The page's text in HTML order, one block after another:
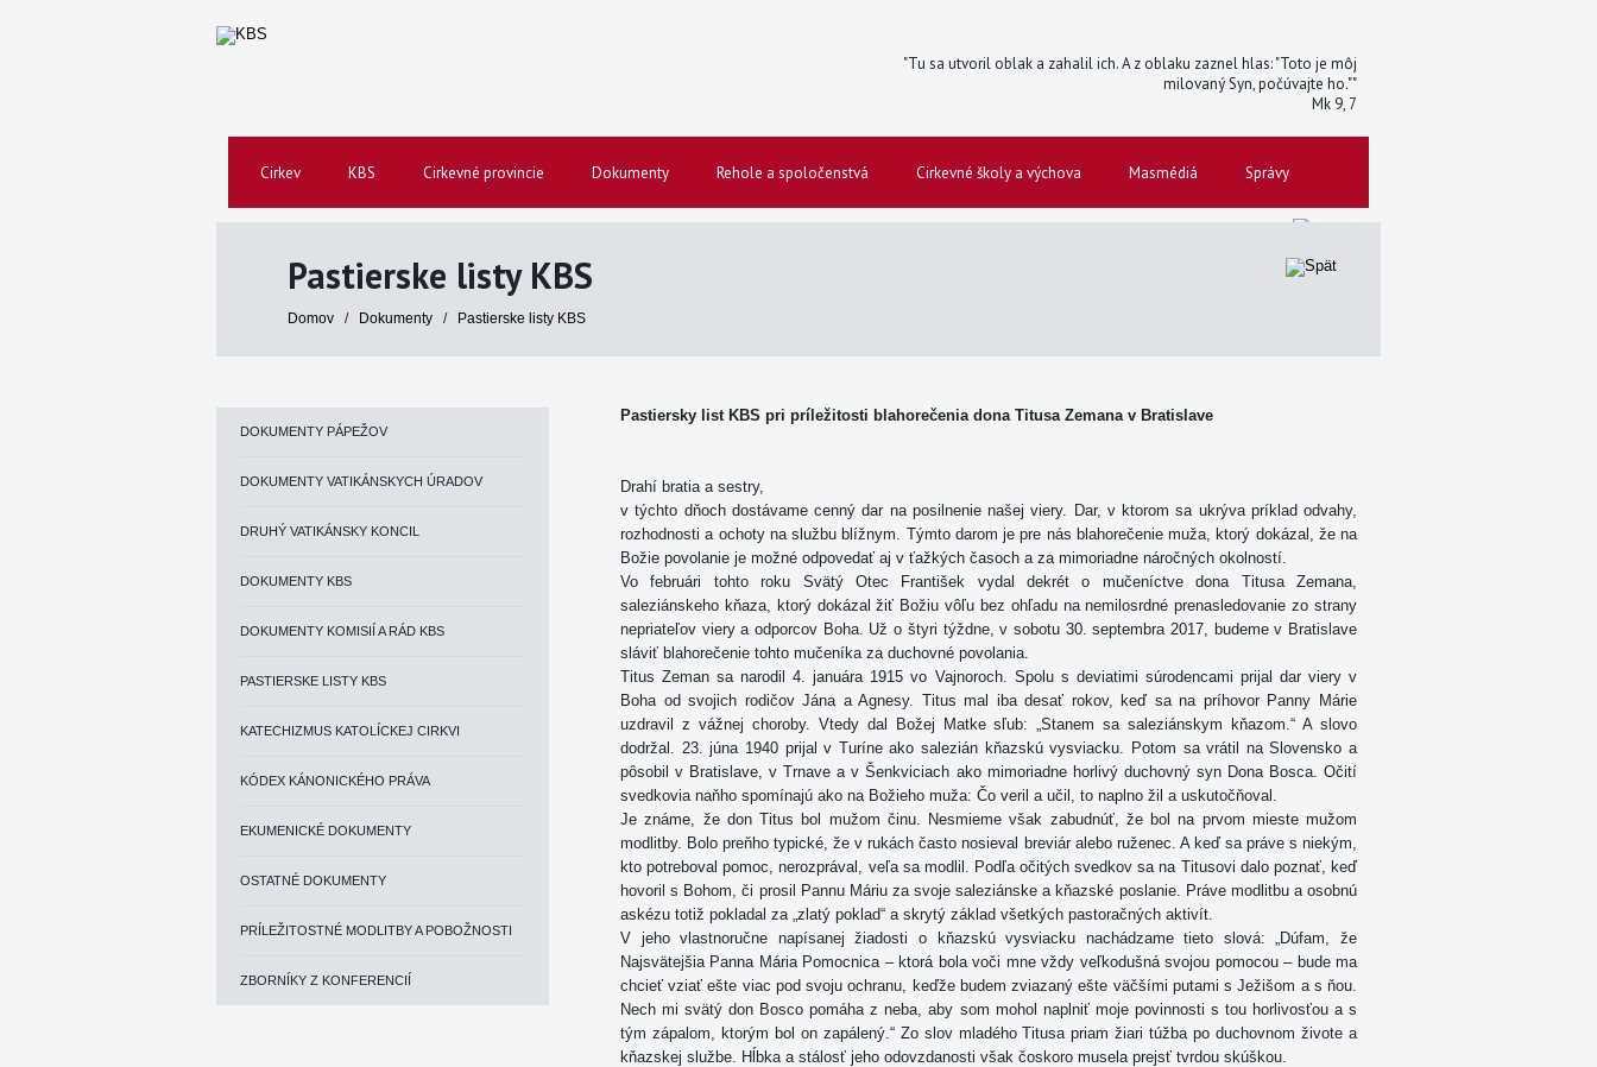
"Tu sa utvoril oblak a zahalil ich. A z oblaku zaznel hlas: "Toto je môj
milovaný Syn, počúvajte ho.""
Mk 9, 7
Cirkev KBS Cirkevné provincie Dokumenty Rehole a spoločenstvá Cirkevné školy a výchova Masmédiá Správy
Pastierske listy KBS
Domov / Dokumenty / Pastierske listy KBS
DOKUMENTY PÁPEŽOV
DOKUMENTY VATIKÁNSKYCH ÚRADOV
DRUHÝ VATIKÁNSKY KONCIL
DOKUMENTY KBS
DOKUMENTY KOMISIÍ A RÁD KBS
PASTIERSKE LISTY KBS
KATECHIZMUS KATOLÍCKEJ CIRKVI
KÓDEX KÁNONICKÉHO PRÁVA
EKUMENICKÉ DOKUMENTY
OSTATNÉ DOKUMENTY
PRÍLEŽITOSTNÉ MODLITBY A POBOŽNOSTI
ZBORNÍKY Z KONFERENCIÍ
Pastiersky list KBS pri príležitosti blahorečenia dona Titusa Zemana v Bratislave
Drahí bratia a sestry,
v týchto dňoch dostávame cenný dar na posilnenie našej viery. Dar, v ktorom sa ukrýva príklad odvahy,
rozhodnosti a ochoty na službu blížnym. Týmto darom je pre nás blahorečenie muža, ktorý dokázal, že na
Božie povolanie je možné odpovedať aj v ťažkých časoch a za mimoriadne náročných okolností.
Vo februári tohto roku Svätý Otec František vydal dekrét o mučeníctve dona Titusa Zemana,
saleziánskeho kňaza, ktorý dokázal žiť Božiu vôľu bez ohľadu na nemilosrdné prenasledovanie zo strany
nepriateľov viery a odporcov Boha. Už o štyri týždne, v sobotu 30. septembra 2017, budeme v Bratislave
sláviť blahorečenie tohto mučeníka za duchovné povolania.
Titus Zeman sa narodil 4. januára 1915 vo Vajnoroch. Spolu s deviatimi súrodencami prijal dar viery v
Boha od svojich rodičov Jána a Agnesy. Titus mal iba desať rokov, keď sa na príhovor Panny Márie
uzdravil z vážnej choroby. Vtedy dal Božej Matke sľub: „Stanem sa saleziánskym kňazom.“ A slovo
dodržal. 23. júna 1940 prijal v Turíne ako salezián kňazskú vysviacku. Potom sa vrátil na Slovensko a
pôsobil v Bratislave, v Trnave a v Šenkviciach ako mimoriadne horlivý duchovný syn Dona Bosca. Očití
svedkovia naňho spomínajú ako na Božieho muža: Čo veril a učil, to naplno žil a uskutočňoval.
Je známe, že don Titus bol mužom činu. Nesmieme však zabudnúť, že bol na prvom mieste mužom
modlitby. Bolo preňho typické, že v rukách často nosieval breviár alebo ruženec. A keď sa práve s niekým,
kto potreboval pomoc, nerozprával, veľa sa modlil. Podľa očitých svedkov sa na Titusovi dalo poznať, keď
hovoril s Bohom, či prosil Pannu Máriu za svoje saleziánske a kňazské poslanie. Práve modlitbu a osobnú
askézu totiž pokladal za „zlatý poklad“ a skrytý základ všetkých pastoračných aktivít.
V jeho vlastnoručne napísanej žiadosti o kňazskú vysviacku nachádzame tieto slová: „Dúfam, že
Najsvätejšia Panna Mária Pomocnica – ktorá bola voči mne vždy veľkodušná svojou pomocou – bude ma
chcieť vziať ešte viac pod svoju ochranu, keďže budem zviazaný ešte väčšími putami s Ježišom a s ňou.
Nech mi svätý don Bosco pomáha z neba, aby som mohol naplniť moje povinnosti s tou horlivosťou a s
tým zápalom, ktorým bol on zapálený.“ Zo slov mladého Titusa priam žiari túžba po duchovnom živote a
kňazskej službe. Hĺbka a stálosť jeho odovzdanosti však čoskoro musela prejsť tvrdou skúškou.